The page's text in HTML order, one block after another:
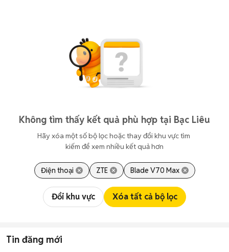
Không tìm thấy kết quả phù hợp tại Bạc Liêu
Hãy xóa một số bộ lọc hoặc thay đổi khu vực tìm
kiếm để xem nhiều kết quả hơn
Điện thoại ZTE Blade V70 Max
Đổi khu vực Xóa tất cả bộ lọc
Tin đăng mới